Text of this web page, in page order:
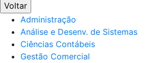
Voltar
Administração
Análise e Desenv. de Sistemas
Ciências Contábeis
Gestão Comercial